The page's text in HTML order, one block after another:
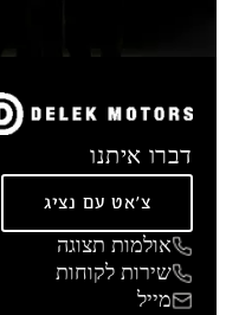
דברו איתנו
צ'אט עם נציג
אולמות תצוגה
שירות לקוחות
מייל